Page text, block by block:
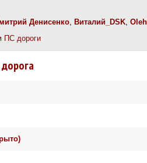
Денисенко, Виталий_DSK,
ПС дороги